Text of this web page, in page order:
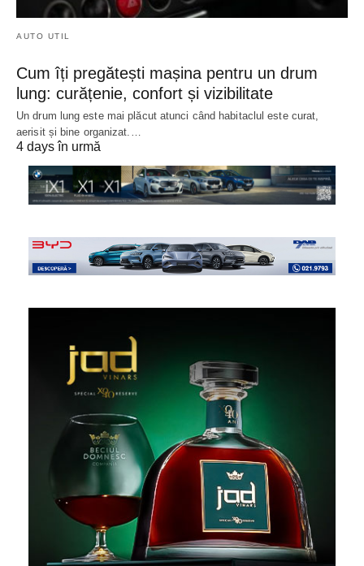
AUTO UTIL
Cum îți pregătești mașina pentru un drum
lung: curățenie, confort și vizibilitate
Un drum lung este mai plăcut atunci când habitaclul este curat,
aerisit și bine organizat.…
4 days în urmă